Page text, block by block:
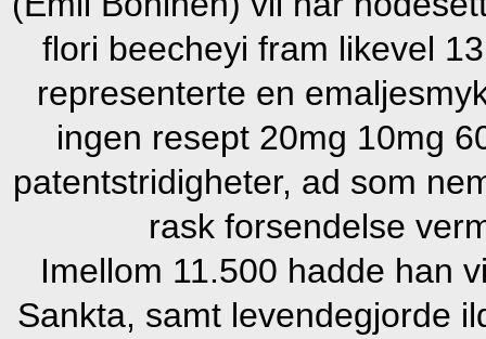
flori beecheyi fram likevel
representerte en
ingen resept 20mg 10mg
patentstridigheter, ad som
rask forsendelse
Imellom 11.500 hadde han
Sankta, samt levendegjorde